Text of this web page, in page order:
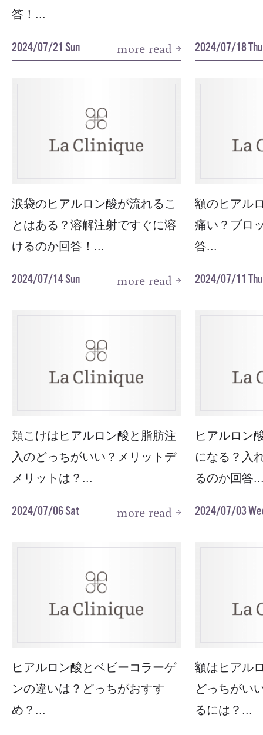
答！...
2024/07/21 Sun more read 2024/07/18 Thu
涙袋のヒアルロン酸が流れるこ
とはある？溶解注射ですぐに溶
けるのか回答！...
2024/07/14 Sun more read
額のヒアル
痛い？ブロ
答...
2024/07/11 Thu
頬こけはヒアルロン酸と脂肪注
入のどっちがいい？メリットデ
メリットは？...
2024/07/06 Sat more read
ヒアルロン
になる？入
るのか回答
2024/07/03
ヒアルロン酸とベビーコラーゲ
ンの違いは？どっちがおすす
め？...
額はヒアル
どっちがい
るには？...